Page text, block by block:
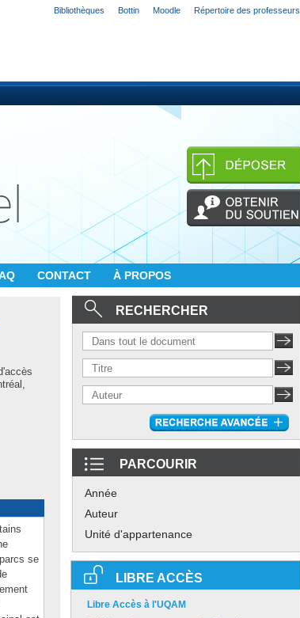
Bibliothèques Bottin Moodle Répertoire des professeurs
CONTACT À PROPOS
se
RECHERCHER
PARCOURIR
Année
Auteur
Unité d'appartenance
LIBRE ACCÈS
Libre Accès à l'UQAM